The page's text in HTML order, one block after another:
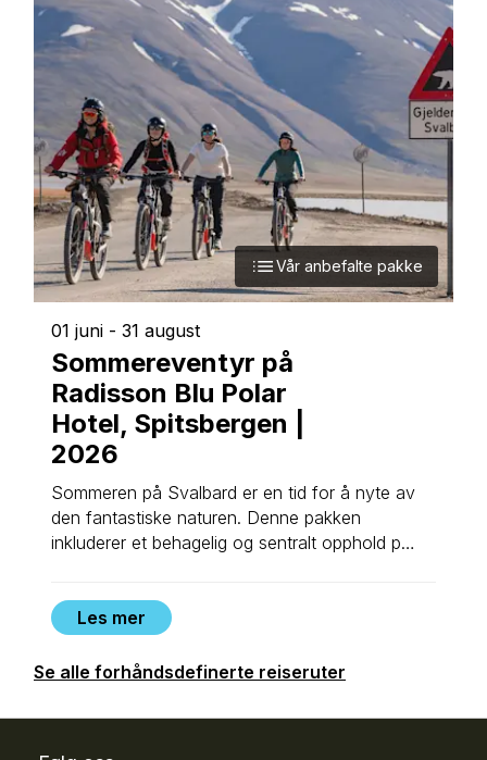
Vår anbefalte pakke
01 juni - 31 august
Sommereventyr på
Radisson Blu Polar
Hotel, Spitsbergen |
2026
Sommeren på Svalbard er en tid for å nyte av
den fantastiske naturen. Denne pakken
inkluderer et behagelig og sentralt opphold på
Les mer
Se alle forhåndsdefinerte reiseruter